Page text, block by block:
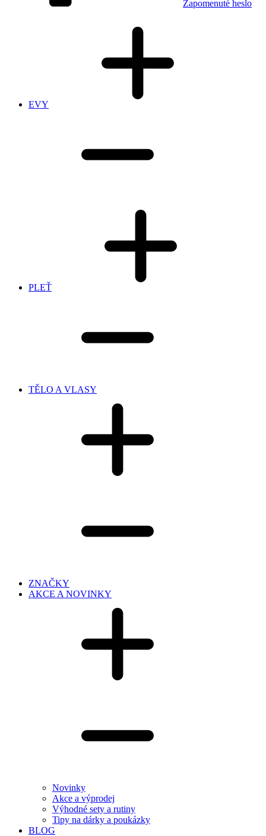
Zapomenuté heslo
EVY
PLEŤ
TĚLO A VLASY
ZNAČKY
AKCE A NOVINKY
Novinky
Akce a výprodej
Výhodné sety a rutiny
Tipy na dárky a poukázky
BLOG